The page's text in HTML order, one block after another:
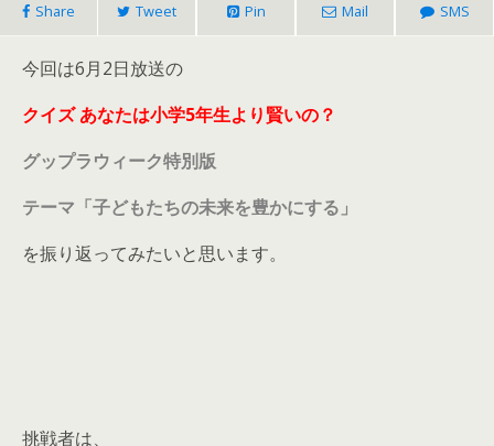
Share Tweet Pin Mail SMS
今回は6月2日放送の
クイズ あなたは小学5年生より賢いの？
グップラウィーク特別版
テーマ「子どもたちの未来を豊かにする」
を振り返ってみたいと思います。
挑戦者は、